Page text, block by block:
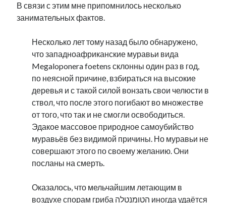
mstalnuhhin@gmail.com
anton.stalnuhhin@gmail.com
В связи с этим мне припомнилось несколько
занимательных фактов.
Несколько лет тому назад было обнаружено,
что западноафриканские муравьи вида
Megaloponera foetens склонны один раз в год,
по неясной причине, взбираться на высокие
деревья и с такой силой вонзать свои челюсти в
ствол, что после этого погибают во множестве
от того, что так и не смогли освободиться.
Эдакое массовое природное самоубийство
муравьёв без видимой причины. Но муравьи не
совершают этого по своему желанию. Они
посланы на смерть.
Оказалось, что мельчайшим летающим в
воздухе спорам гриба הטומנטלה‎ иногда удаётся